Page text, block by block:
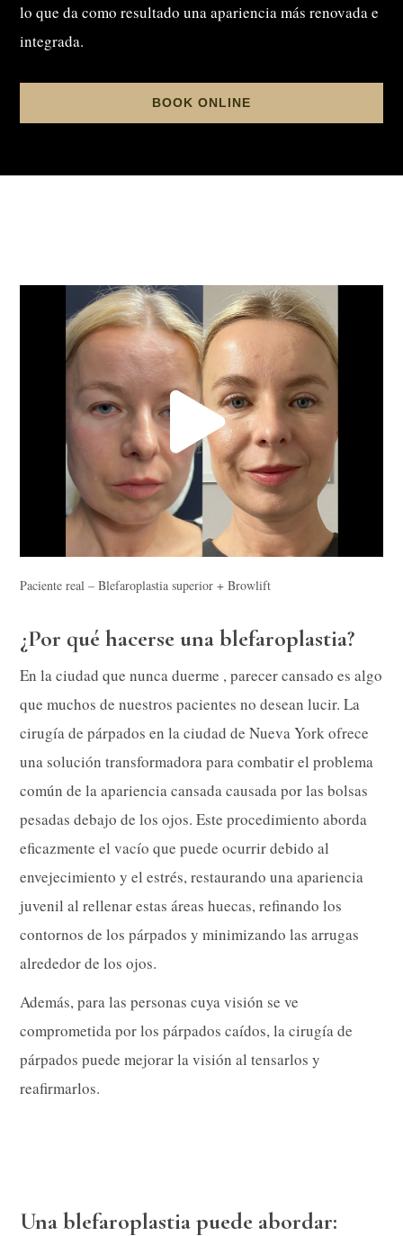
lo que da como resultado una apariencia más renovada e
integrada.
BOOK ONLINE
Paciente real – Blefaroplastia superior + Browlift
¿Por qué hacerse una blefaroplastia?
En la ciudad que nunca duerme , parecer cansado es algo
que muchos de nuestros pacientes no desean lucir. La
cirugía de párpados en la ciudad de Nueva York ofrece
una solución transformadora para combatir el problema
común de la apariencia cansada causada por las bolsas
pesadas debajo de los ojos. Este procedimiento aborda
eficazmente el vacío que puede ocurrir debido al
envejecimiento y el estrés, restaurando una apariencia
juvenil al rellenar estas áreas huecas, refinando los
contornos de los párpados y minimizando las arrugas
alrededor de los ojos.
Además, para las personas cuya visión se ve
comprometida por los párpados caídos, la cirugía de
párpados puede mejorar la visión al tensarlos y
reafirmarlos.
Una blefaroplastia puede abordar: